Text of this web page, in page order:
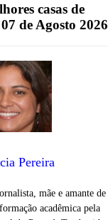
casas de
de Agosto 2026
Pereira
mãe e amante de
acadêmica pela